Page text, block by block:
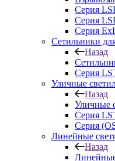
Серия
Серия
Серия
Сетильники
Назад
Серия
Уличные
Назад
Уличные
Серия
Серия
Линейные
Назад